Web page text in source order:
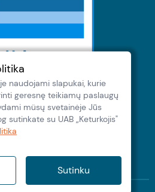
naudojami slapukai, kurie
geresnę teikiamų paslaugų
müsų svetainėje Jūs
sutinkate su UAB „Keturkojis"
Sutinku